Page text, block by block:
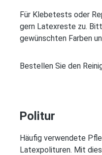
Für Klebetests oder
gern Latexreste zu.
gewünschten Farben
Bestellen Sie den
Politur
Häufig verwendete
Latexpolituren. Mit